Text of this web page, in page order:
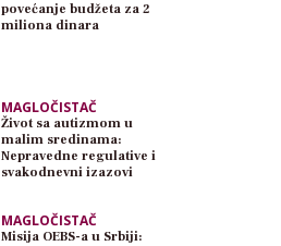
povećanje budžeta za 2
miliona dinara
MAGLOČISTAČ
Život sa autizmom u
malim sredinama:
Nepravedne regulative i
svakodnevni izazovi
MAGLOČISTAČ
Misija OEBS-a u Srbiji: